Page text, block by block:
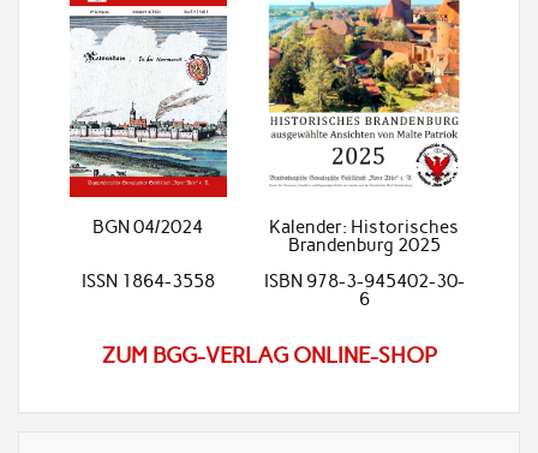
BGN 04/2024
Kalender: Historisches
Brandenburg 2025
ISSN 1864-3558
ISBN 978-3-945402-30-
6
ZUM BGG-VERLAG ONLINE-SHOP